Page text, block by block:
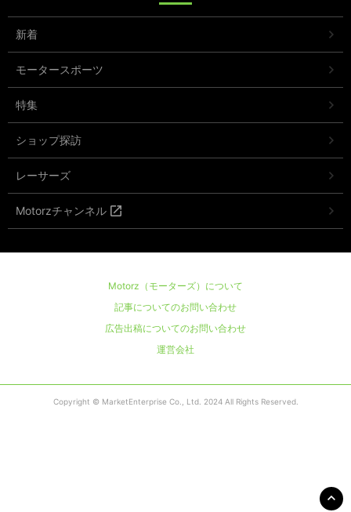
新着
モータースポーツ
特集
ショップ探訪
レーサーズ
Motorzチャンネル
Motorz（モーターズ）について
記事についてのお問い合わせ
広告出稿についてのお問い合わせ
運営会社
Copyright © MarketEnterprise Co., Ltd. 2024 All Rights Reserved.